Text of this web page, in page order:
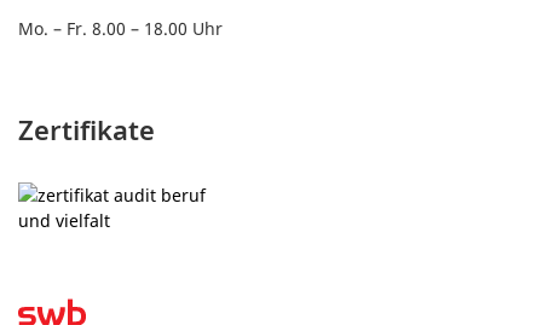
Mo. – Fr. 8.00 – 18.00 Uhr
Zertifikate